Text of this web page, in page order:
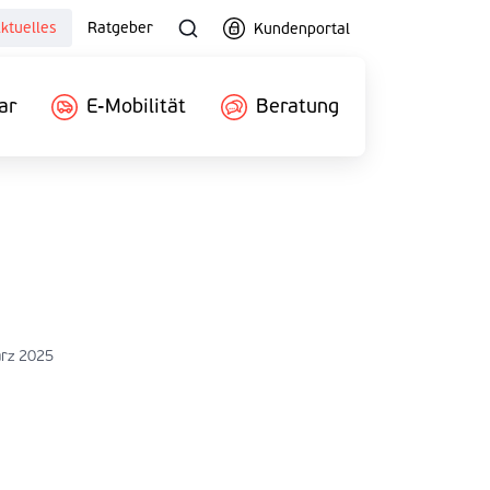
Ratgeber Kundenportal
E-Mobilität Beratung
2025